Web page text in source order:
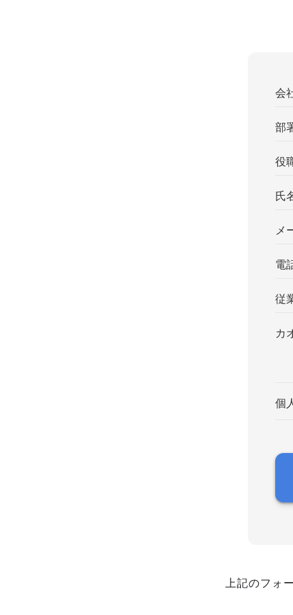
会
部
役
氏
メ
電
従
カ
個
上記のフォ